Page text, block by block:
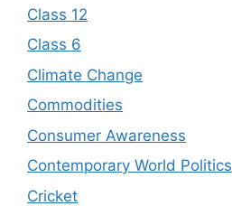
Class 12
Class 6
Climate Change
Commodities
Consumer Awareness
Contemporary World Politics
Cricket